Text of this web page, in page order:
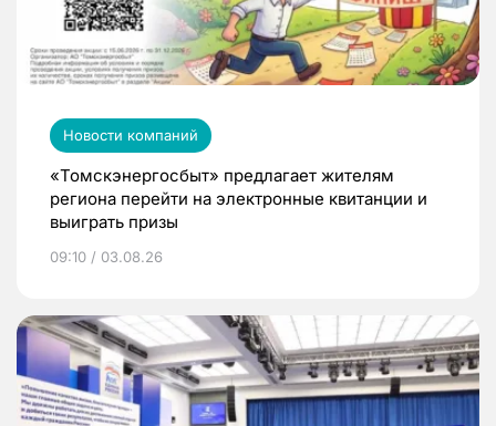
Новости компаний
«Томскэнергосбыт» предлагает жителям
региона перейти на электронные квитанции и
выиграть призы
09:10 / 03.08.26